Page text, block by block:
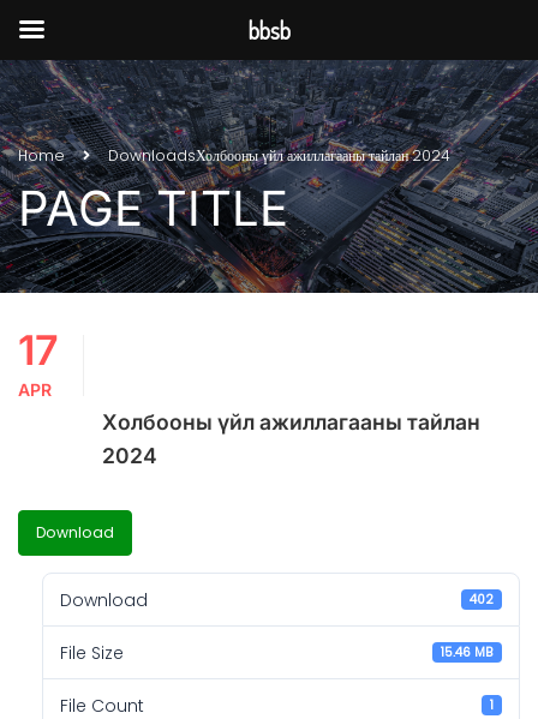
Home DownloadsХолбооны үйл ажиллагааны тайлан 2024
PAGE TITLE
17
APR
Холбооны үйл ажиллагааны тайлан
2024
Download
Download 402
File Size 15.46 MB
File Count 1
bbsb